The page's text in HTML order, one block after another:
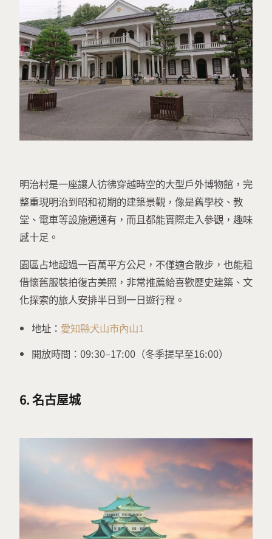
明治村是一座讓人彷彿穿越時空的大型戶外博物館，完
整重現明治到昭和初期的建築景觀，像是舊學校、教
堂、電車等設施通通有，而且都能實際走入參觀，趣味
感十足。
園區占地超過一百萬平方公尺，不僅適合散步，也能租
借懷舊服裝拍復古美照，非常推薦給喜歡歷史建築、文
化探索的旅人安排半日到一日遊行程。
地址： 愛知縣犬山市內山1
開放時間：09:30–17:00（冬季提早至16:00）
6. 名古屋城